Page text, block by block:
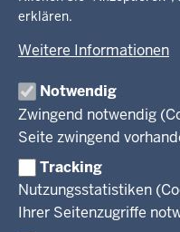
erklären.
Weitere Informationen
Notwendig
Zwingend notwendig
Seite zwingend
Tracking
Nutzungsstatistiken
Ihrer Seitenzugriffe
Schule und Bildung
Wirtschaft und Kultur
Neues
Produkte und Dienste
TIM-online
Webdienste
Amtsblatt
Behördenleitung
Leitbild
Personalvertretung
Regierungsbezirk
Reisekostenstelle
Veranstaltungen
Stellenangebote
Stellenangebote Schule
Praktikum
Referendariate
Bewerbung
Vormerkstelle NRW
PRESSE
Mediathek
Newsletter
Pressekontakt
Pressemitteilungen
Publikationen
VERFAHREN UND
Bekanntmachungen
Legionellen
Luftreinhaltepläne
Facebook